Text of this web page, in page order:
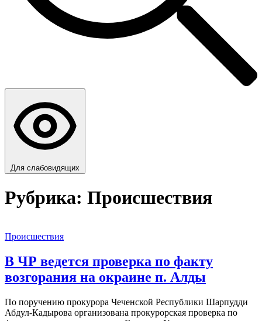
Для слабовидящих
Рубрика: Происшествия
Происшествия
В ЧР ведется проверка по факту
возгорания на окраине п. Алды
По поручению прокурора Чеченской Республики Шарпудди
Абдул-Кадырова организована прокурорская проверка по